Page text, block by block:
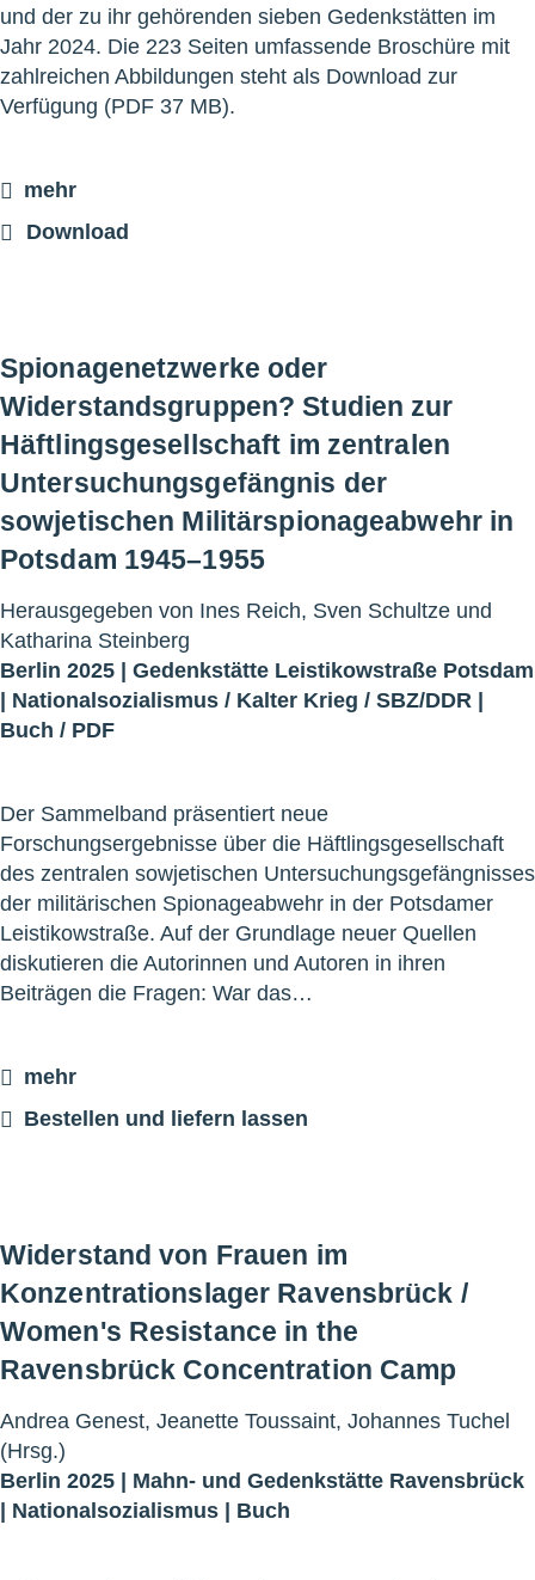
und der zu ihr gehörenden sieben Gedenkstätten im
Jahr 2024. Die 223 Seiten umfassende Broschüre mit
zahlreichen Abbildungen steht als Download zur
Verfügung (PDF 37 MB).
mehr
Download
Spionagenetzwerke oder
Widerstandsgruppen? Studien zur
Häftlingsgesellschaft im zentralen
Untersuchungsgefängnis der
sowjetischen Militärspionageabwehr in
Potsdam 1945–1955
Herausgegeben von Ines Reich, Sven Schultze und
Katharina Steinberg
Berlin 2025 | Gedenkstätte Leistikowstraße Potsdam
| Nationalsozialismus / Kalter Krieg / SBZ/DDR |
Buch / PDF
Der Sammelband präsentiert neue
Forschungsergebnisse über die Häftlingsgesellschaft
des zentralen sowjetischen Untersuchungsgefängnisses
der militärischen Spionageabwehr in der Potsdamer
Leistikowstraße. Auf der Grundlage neuer Quellen
diskutieren die Autorinnen und Autoren in ihren
Beiträgen die Fragen: War das…
mehr
Bestellen und liefern lassen
Widerstand von Frauen im
Konzentrationslager Ravensbrück /
Women's Resistance in the
Ravensbrück Concentration Camp
Andrea Genest, Jeanette Toussaint, Johannes Tuchel
(Hrsg.)
Berlin 2025 | Mahn- und Gedenkstätte Ravensbrück
| Nationalsozialismus | Buch